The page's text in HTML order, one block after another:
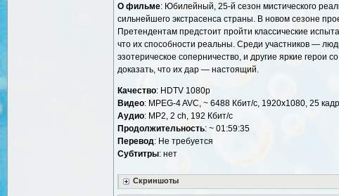
О фильме: Юбилейный, 25-й сезон мистического
сильнейшего экстрасенса страны. В новом сезоне
Претендентам предстоит пройти классические
что их способности реальны. Среди участников —
эзотерическое соперничество, и другие яркие
доказать, что их дар — настоящий.
Качество: HDTV 1080р
Видео: MPEG-4 AVC, ~ 6488 Кбит/с, 1920x1080, 25
Аудио: MP2, 2 ch, 192 Кбит/с
Продолжительность: ~ 01:59:35
Перевод: Не требуется
Субтитры: нет
Скриншоты